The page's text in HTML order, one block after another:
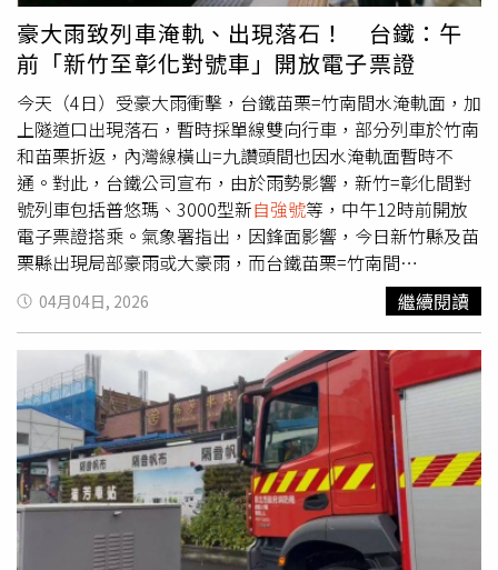
水沒下南部水庫上」、「國三才可怕，西湖服務區一堆車進
來躲雨」、「雨一整晚都超大還瘋狂打雷」、「剛剛在台中
區間延誤110幾分鐘，自強號延誤快50分鐘」、「苗栗真的
不怕這樣下，很快就退，這要是下在南部早就死一堆人
了」。
豪大雨致列車淹軌、出現落石！ 台鐵：午
前「新竹至彰化對號車」開放電子票證
今天（4日）受豪大雨衝擊，台鐵苗栗=竹南間水淹軌面，加
上隧道口出現落石，暫時採單線雙向行車，部分列車於竹南
和苗栗折返，內灣線橫山=九讚頭間也因水淹軌面暫時不
通。對此，台鐵公司宣布，由於雨勢影響，新竹=彰化間對
號列車包括普悠瑪、3000型新自強號等，中午12時前開放
電子票證搭乘。氣象署指出，因鋒面影響，今日新竹縣及苗
栗縣出現局部豪雨或大豪雨，而台鐵苗栗=竹南間
（K132+700~800）水淹軌面，且東正線隧道口有落石，台
鐵公司立即成立公司一級應變小組及中區應變分組因應，並
指派工務單位前往處理，經工務回報，目前苗栗=竹南間暫
時以西正線雙向行車，為避免列車延誤擴大，部分南下列車
將於竹南折返，部分北上列車將於苗栗折返。台鐵公司表
示，橫山=九讚頭間（內灣線）中豐公路平交道
（K20+535）也出現水淹軌面的狀況，路線暫時不通，工務
單位正前往查看，對於造成旅客不便，台鐵公司深致歉忱。
台鐵公司也宣布，受到豪大雨影響，即時起至中午12時前，
行經新竹=彰化間列車，包括普悠瑪、太魯閣及3000型心
強號
等，全面開放以電子票證乘車。
04月04日, 2026 繼續閱讀